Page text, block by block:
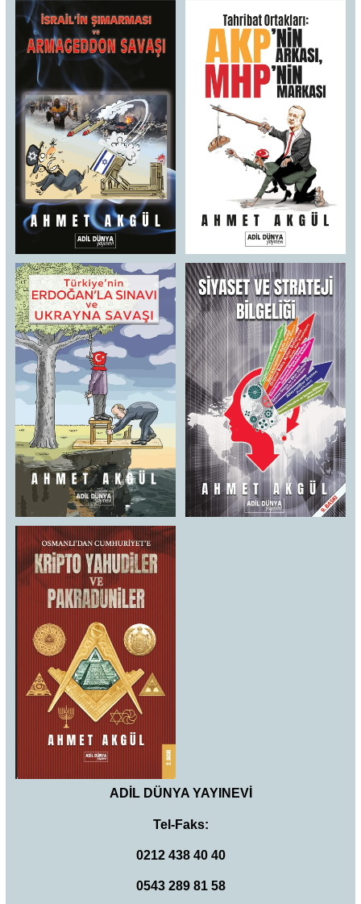
ADİL DÜNYA YAYINEVİ
Tel-Faks:
0212 438 40 40
0543 289 81 58